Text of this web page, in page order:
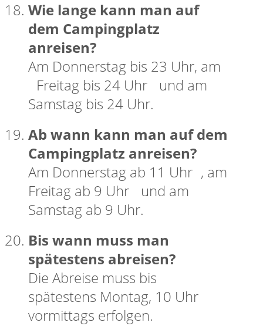
Wie lange kann man auf
dem Campingplatz
anreisen?
Am Donnerstag bis 23 Uhr, am
Freitag bis 24 Uhr und am
Samstag bis 24 Uhr.
Ab wann kann man auf dem
Campingplatz anreisen?
Am Donnerstag ab 11 Uhr , am
Freitag ab 9 Uhr und am
Samstag ab 9 Uhr.
Bis wann muss man
spätestens abreisen?
Die Abreise muss bis
spätestens Montag, 10 Uhr
vormittags erfolgen.